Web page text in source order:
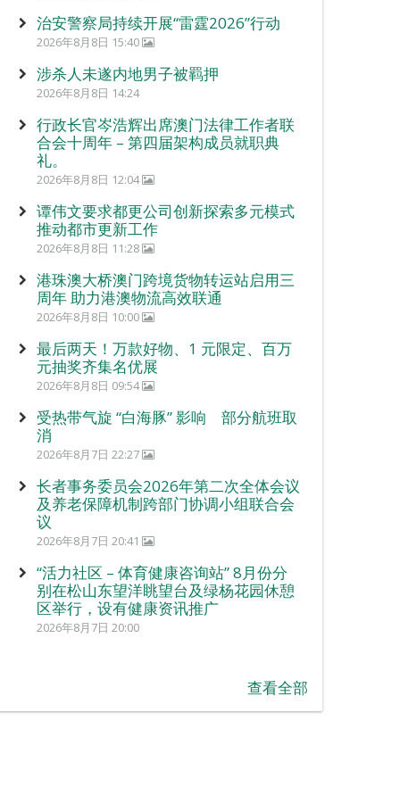
治安警察局持续开展“雷霆2026”行动
2026年8月8日 15:40
涉杀人未遂内地男子被羁押
2026年8月8日 14:24
行政长官岑浩辉出席澳门法律工作者联
合会十周年 – 第四届架构成员就职典
礼。
2026年8月8日 12:04
谭伟文要求都更公司创新探索多元模式
推动都市更新工作
2026年8月8日 11:28
港珠澳大桥澳门跨境货物转运站启用三
周年 助力港澳物流高效联通
2026年8月8日 10:00
最后两天！万款好物、1 元限定、百万
元抽奖齐集名优展
2026年8月8日 09:54
受热带气旋 “白海豚” 影响 部分航班取
消
2026年8月7日 22:27
长者事务委员会2026年第二次全体会议
及养老保障机制跨部门协调小组联合会
议
2026年8月7日 20:41
“活力社区 – 体育健康咨询站” 8月份分
别在松山东望洋眺望台及绿杨花园休憩
区举行，设有健康资讯推广
2026年8月7日 20:00
查看全部